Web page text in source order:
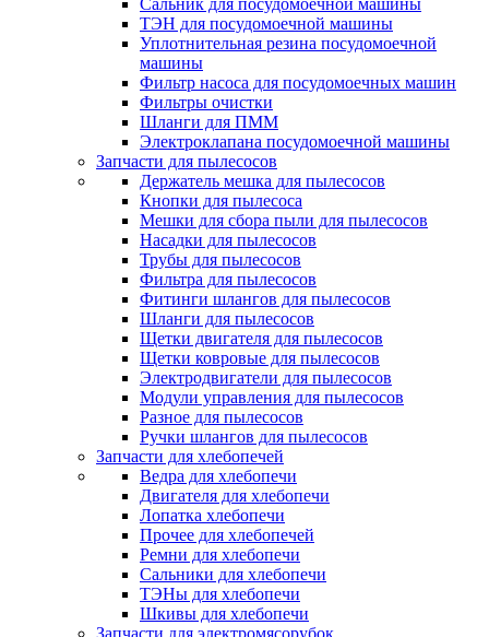
Сальник для посудомоечной машины
ТЭН для посудомоечной машины
Уплотнительная резина посудомоечной
машины
Фильтр насоса для посудомоечных машин
Фильтры очистки
Шланги для ПММ
Электроклапана посудомоечной машины
Запчасти для пылесосов
Держатель мешка для пылесосов
Кнопки для пылесоса
Мешки для сбора пыли для пылесосов
Насадки для пылесосов
Трубы для пылесосов
Фильтра для пылесосов
Фитинги шлангов для пылесосов
Шланги для пылесосов
Щетки двигателя для пылесосов
Щетки ковровые для пылесосов
Электродвигатели для пылесосов
Модули управления для пылесосов
Разное для пылесосов
Ручки шлангов для пылесосов
Запчасти для хлебопечей
Ведра для хлебопечи
Двигателя для хлебопечи
Лопатка хлебопечи
Прочее для хлебопечей
Ремни для хлебопечи
Сальники для хлебопечи
ТЭНы для хлебопечи
Шкивы для хлебопечи
Запчасти для электромясорубок